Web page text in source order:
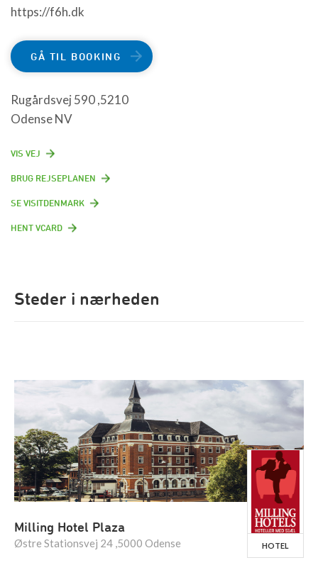
https://f6h.dk
GÅ TIL BOOKING
Rugårdsvej 590 ,5210
Odense NV
VIS VEJ
BRUG REJSEPLANEN
SE VISITDENMARK
HENT VCARD
Steder i nærheden
Milling Hotel Plaza
Østre Stationsvej 24 ,5000 Odense HOTEL